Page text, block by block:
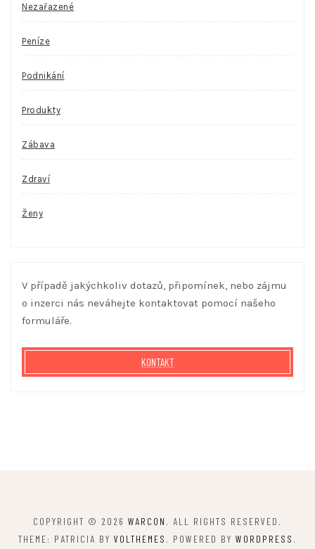
Nezařazené
Peníze
Podnikání
Produkty
Zábava
Zdraví
Ženy
V případě jakýchkoliv dotazů, připomínek, nebo zájmu
o inzerci nás neváhejte kontaktovat pomocí našeho
formuláře.
KONTAKT
COPYRIGHT © 2026 WARCON . ALL RIGHTS RESERVED.
THEME: PATRICIA BY VOLTHEMES . POWERED BY WORDPRESS .